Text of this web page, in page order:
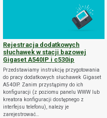
Rejestracja dodatkowych
słuchawek w stacji bazowej
Gigaset A540IP i c530ip
Przedstawiamy instrukcję przygotowania
do pracy dodatkowych słuchawek Gigaset
A540IP. Zanim przystąpimy do ich
konfiguracji (z poziomu panelu WWW lub
kreatora konfiguracji dostępnego z
interfejsu telefonu), należy je
zarejestrować…